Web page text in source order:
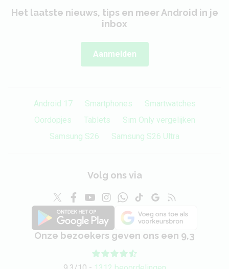
Het laatste nieuws, tips en meer Android in je
inbox
Aanmelden
Android 17 Smartphones
Smartwatches
Oordopjes
Tablets
Sim Only vergelijken
Samsung S26
Samsung S26 Ultra
Volg ons via
Onze bezoekers geven ons een 9,3